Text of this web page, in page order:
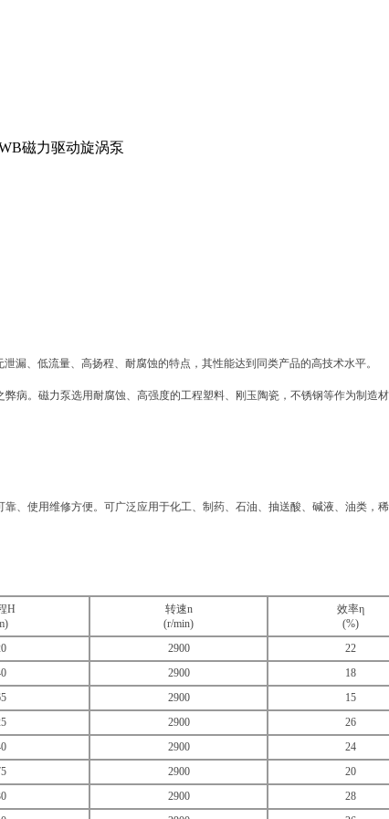
磁力驱动旋涡泵
漏、低流量、高扬程、耐腐蚀的特点，其性能达到同类产品的高技术水平。
。磁力泵选用耐腐蚀、高强度的工程塑料、刚玉陶瓷，不锈钢等作为制造
使用维修方便。可广泛应用于化工、制药、石油、抽送酸、碱液、油类，
H
转速n
(r/min)
效率η
(%)
2900 22
2900 18
2900 15
2900 26
2900 24
2900 20
2900 28